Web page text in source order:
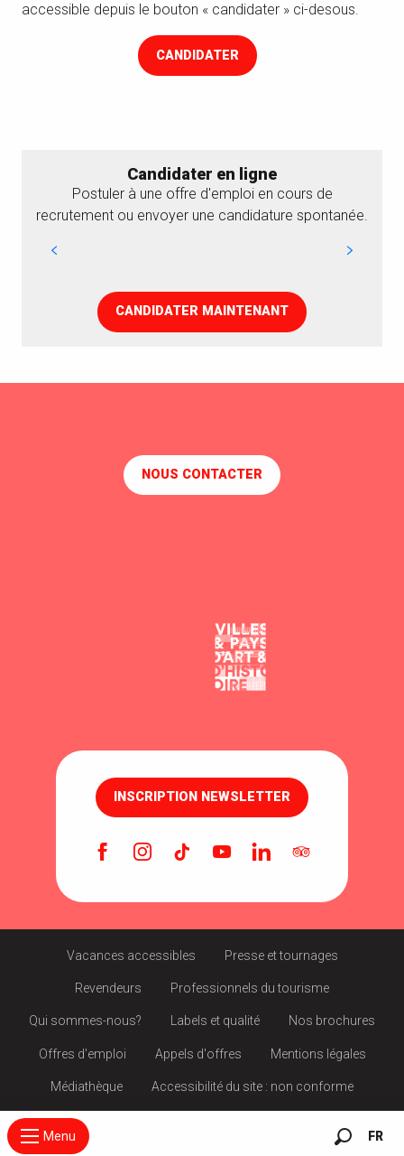
Menu FR
accessible depuis le bouton « candidater » ci-desous.
CANDIDATER
Candidater en ligne
Postuler à une offre d'emploi en cours de
recrutement ou envoyer une candidature spontanée.
CANDIDATER MAINTENANT
NOUS CONTACTER
INSCRIPTION NEWSLETTER
Vacances accessibles Presse et tournages
Revendeurs Professionnels du tourisme
Qui sommes-nous? Labels et qualité Nos brochures
Offres d'emploi Appels d'offres Mentions légales
Médiathèque Accessibilité du site : non conforme